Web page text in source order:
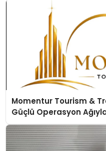
Momentur Tourism &
Güçlü Operasyon